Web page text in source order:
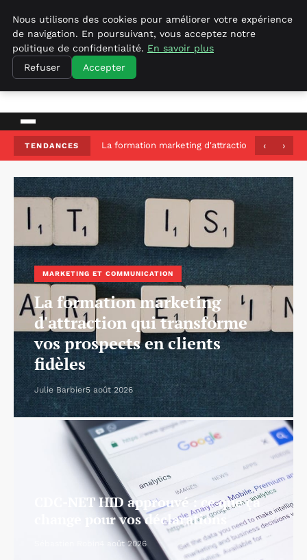
empirenewswire
Actualités Business pour la France
TENDANCES La formation marketing d'attraction qui
‹ ›
MARKETING ET COMMUNICATION
La formation marketing
d'attraction qui transforme
vos prospects en clients
fidèles
Julie Barbier5 août 2026
CDC-NET HID approuvé : ce que ça
change pour vos déclarations
4 août 2026
Nous utilisons des cookies pour améliorer votre expérience
de navigation. En poursuivant, vous acceptez notre
politique de confidentialité. En savoir plus
Refuser
Accepter